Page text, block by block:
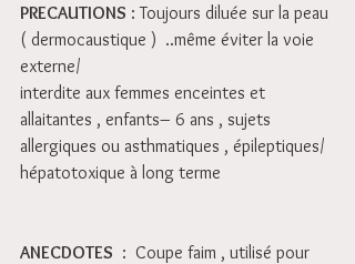
PRECAUTIONS : Toujours diluée sur la peau
( dermocaustique )  ..même éviter la voie
externe/
interdite aux femmes enceintes et
allaitantes , enfants– 6 ans , sujets
allergiques ou asthmatiques , épileptiques/
hépatotoxique à long terme
ANECDOTES
  :  Coupe faim , utilisé pour